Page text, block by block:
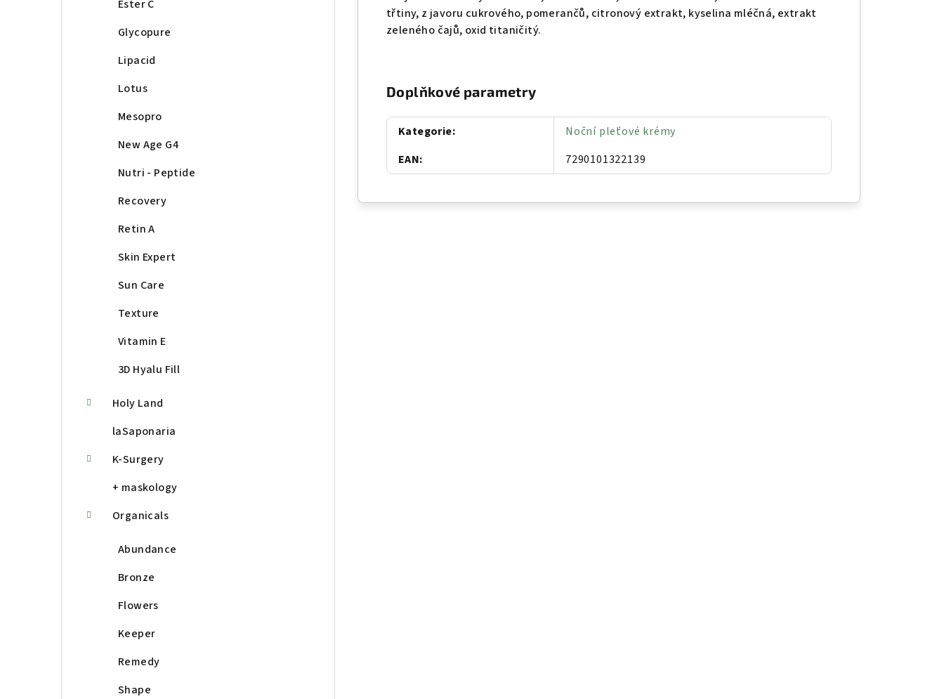
Ester C
Glycopure
Lipacid
Lotus
Mesopro
New Age G4
Nutri - Peptide
Recovery
Retin A
Skin Expert
Sun Care
Texture
Vitamin E
3D Hyalu Fill
Holy Land
laSaponaria
K-Surgery
+ maskology
Organicals
Abundance
Bronze
Flowers
Keeper
Remedy
Shape
třtiny, z javoru cukrového, pomerančů, citronový extrakt, kyselina mléčná, extrakt
zeleného čajů, oxid titaničitý.
Doplňkové parametry
Kategorie:
Noční pleťové krémy
EAN: 7290101322139